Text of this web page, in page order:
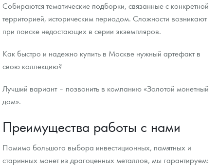
Собираются тематические подборки, связанные с конкретной
территорией, историческим периодом. Сложности возникают
при поиске недостающих в серии экземпляров.
Как быстро и надежно купить в Москве нужный артефакт в
свою коллекцию?
Лучший вариант – позвонить в компанию «Золотой монетный
дом».
Преимущества работы с нами
Помимо большого выбора инвестиционных, памятных и
старинных монет из драгоценных металлов, мы гарантируем: